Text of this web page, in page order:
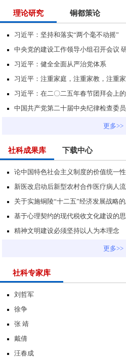
理论研究 铜都策论
习近平：坚持和落实“两个毫不动摇”
中央党的建设工作领导小组召开会议
习近平：健全全面从严治党体系
习近平：注重家庭，注重家教，注重
习近平：在二〇二五年春节团拜会上
中国共产党第二十届中央纪律检查委
更多>>
社科成果库 下载中心
论中国特色社会主义制度的价值统一性
新医改启动后新型农村合作医疗病人
关于实施铜陵“十二五”经济发展战略
基于心理契约的现代税收文化建设的
精神文明建设必须坚持以人为本理念
更多>>
社科专家库
刘哲军
徐争
张 靖
戴倩
汪春成